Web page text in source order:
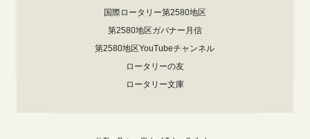
国際ロータリー第2580地区
第2580地区ガバナー月信
第2580地区YouTubeチャンネル
ロータリーの友
ロータリー文庫